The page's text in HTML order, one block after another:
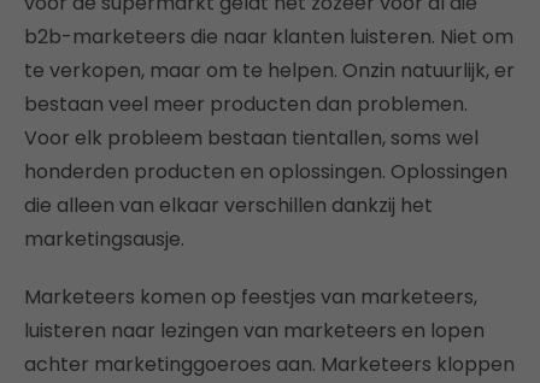
b2b-marketeers die naar klanten luisteren. Niet om
te verkopen, maar om te helpen. Onzin natuurlijk, er
bestaan veel meer producten dan problemen.
Voor elk probleem bestaan tientallen, soms wel
honderden producten en oplossingen. Oplossingen
die alleen van elkaar verschillen dankzij het
marketingsausje.
Marketeers komen op feestjes van marketeers,
luisteren naar lezingen van marketeers en lopen
achter marketinggoeroes aan. Marketeers kloppen